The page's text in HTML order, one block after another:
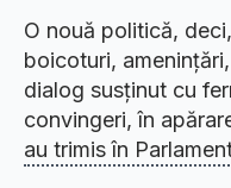
O nouă politică,
boicoturi,
dialog susținut cu
convingeri, în
au trimis în